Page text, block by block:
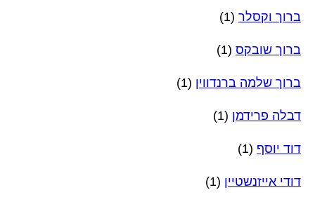
ברוך וקסלר (1)
ברוך שובקס (1)
ברוך שלמה ברנדווין (1)
דבלה פרידמן (1)
דוד יוסף (1)
דודי אייזנשטיין (1)